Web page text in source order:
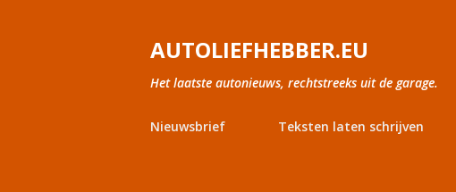
AUTOLIEFHEBBER.EU
Het laatste autonieuws, rechtstreeks uit de garage.
Nieuwsbrief Teksten laten schrijven